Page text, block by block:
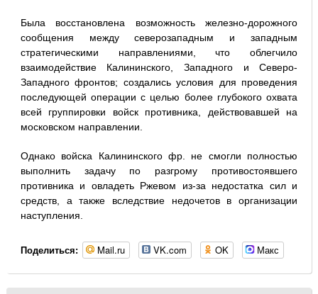
Была восстановлена возможность железно-дорожного
сообщения между северозападным и западным
стратегическими направлениями, что облегчило
взаимодействие Калининского, Западного и Северо-
Западного фронтов; создались условия для проведения
последующей операции с целью более глубокого охвата
всей группировки войск противника, действовавшей на
московском направлении.
Однако войска Калининского фр. не смогли полностью
выполнить задачу по разгрому противостоявшего
противника и овладеть Ржевом из-за недостатка сил и
средств, а также вследствие недочетов в opганизации
наступления.
Поделиться: Mail.ru VK.com OK Макс